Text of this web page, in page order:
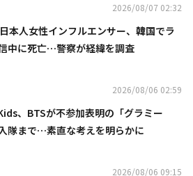
2026/08/07 02:32
本人女性インフルエンサー、韓国でラ
中に死亡…警察が経緯を調査
2026/08/06 02:59
、BTSが不参加表明の「グラミー
隊まで…素直な考えを明らかに
2026/08/06 09:15